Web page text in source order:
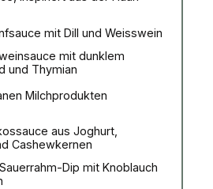
mit Dill und Weisswein
mit dunklem
und Thymian
Milchprodukten
aus Joghurt,
Cashewkernen
Dip mit Knoblauch